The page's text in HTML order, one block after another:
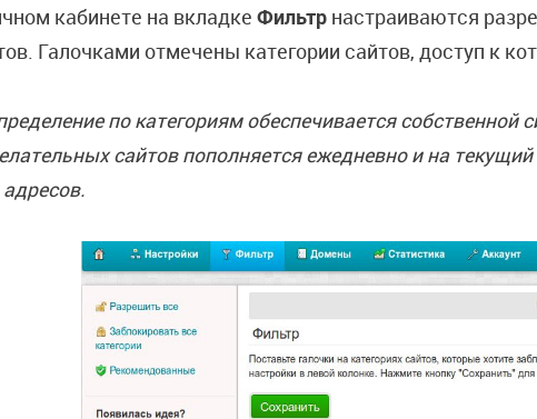
кабинете на вкладке Фильтр настраиваются
Галочками отмечены категории сайтов, доступ к
по категориям обеспечивается собственной
сайтов пополняется ежедневно и на